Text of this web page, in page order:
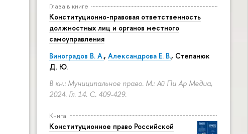
Глава в книге
Конституционно-правовая ответственность
должностных лиц и органов местного
самоуправления
Виноградов В. А., Александрова Е. В., Степанюк
Д. Ю.
В кн.: Муниципальное право. М.: Ай Пи Ар Медиа,
2024. Гл. 14. С. 409-429.
Книга
Конституционное право Российской